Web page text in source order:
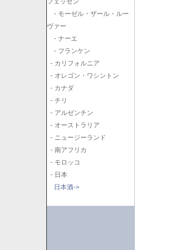
- モーゼル・ザール・ルー
ヴァー
- ナーエ
- フランケン
- カリフォルニア
- オレゴン・ワシントン
- カナダ
- チリ
- アルゼンチン
- オーストラリア
- ニュージーランド
- 南アフリカ
- モロッコ
- 日本
日本酒->